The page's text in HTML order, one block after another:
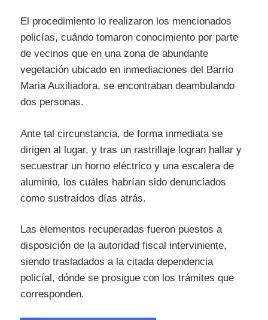
El procedimiento lo realizaron los mencionados
policías, cuándo tomaron conocimiento por parte
de vecinos que en una zona de abundante
vegetación ubicado en inmediaciones del Barrio
Maria Auxiliadora, se encontraban deambulando
dos personas.
Ante tal circunstancia, de forma inmediata se
dirigen al lugar, y tras un rastrillaje logran hallar y
secuestrar un horno eléctrico y una escalera de
aluminio, los cuáles habrían sido denunciados
como sustraídos días atrás.
Las elementos recuperadas fueron puestos a
disposición de la autoridad fiscal interviniente,
siendo trasladados a la citada dependencia
policíal, dónde se prosigue con los trámites que
corresponden.